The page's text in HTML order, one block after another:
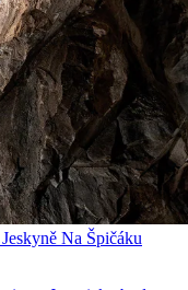
Na Špičáku